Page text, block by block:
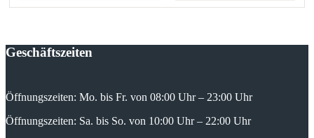
Geschäftszeiten
Öffnungszeiten: Mo. bis Fr. von 08:00 Uhr – 23:00 Uhr
Öffnungszeiten: Sa. bis So. von 10:00 Uhr – 22:00 Uhr